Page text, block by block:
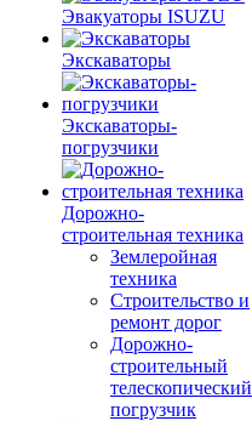
Эвакуаторы ISUZU
Экскаваторы
Экскаваторы-
погрузчики
Дорожно-
строительная техника
Землеройная
техника
Строительство и
ремонт дорог
Дорожно-
строительный
телескопический
погрузчик